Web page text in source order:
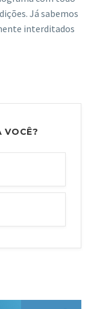
Já sabemos
interditados
VOCÊ?